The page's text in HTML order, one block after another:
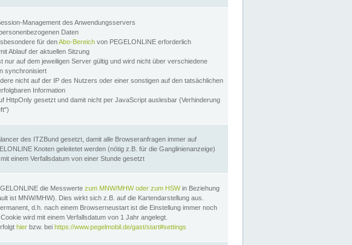
Management des Anwendungsservers
Daten
für denAbo-Bereich von PEGELONLINE erforderlich
Ablauf der aktuellen Sitzung
nur auf dem jeweiligen Server gültig und wird nicht über verschiedene
synchronisiert
nicht auf der IP des Nutzers oder einer sonstigen auf den tatsächlichen
Information
HttpOnly gesetzt und damit nicht per JavaScript auslesbar (Verhinderung
des ITZBund gesetzt, damit alle Browseranfragen immer auf
Knoten geleitetet werden (nötig z.B. für die Ganglinienanzeige)
einem Verfallsdatum von einer Stunde gesetzt
die Messwerte zum MNW/MHW oder zum HSWin Beziehung
ist MNW/MHW). Dies wirkt sich z.B. auf die Kartendarstellung aus.
d.h. nach einem Browserneustart ist die Einstellung immer noch
wird mit einem Verfallsdatum von 1 Jahr angelegt.
hier bzw. bei https://www.pegelmobil.de/gast/start#settings